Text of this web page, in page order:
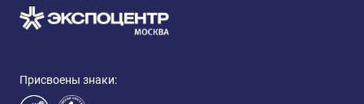
Присвоены знаки: